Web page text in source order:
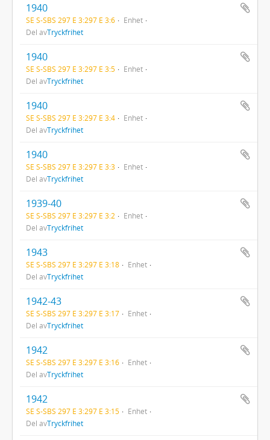
1940
SE S-SBS 297 E 3:297 E 3:6
Enhet
Del avTryckfrihet
1940
SE S-SBS 297 E 3:297 E 3:5
Enhet
Del avTryckfrihet
1940
SE S-SBS 297 E 3:297 E 3:4
Enhet
Del avTryckfrihet
1940
SE S-SBS 297 E 3:297 E 3:3
Enhet
Del avTryckfrihet
1939-40
SE S-SBS 297 E 3:297 E 3:2
Enhet
Del avTryckfrihet
1943
SE S-SBS 297 E 3:297 E 3:18
Enhet
Del avTryckfrihet
1942-43
SE S-SBS 297 E 3:297 E 3:17
Enhet
Del avTryckfrihet
1942
SE S-SBS 297 E 3:297 E 3:16
Enhet
Del avTryckfrihet
1942
SE S-SBS 297 E 3:297 E 3:15
Enhet
Del avTryckfrihet